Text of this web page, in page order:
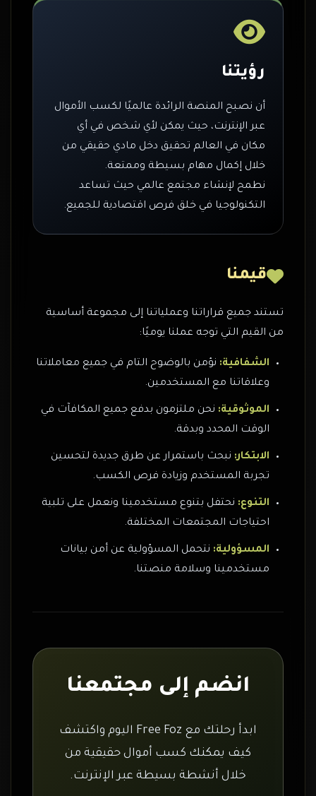
رؤيتنا
أن نصبح المنصة الرائدة عالميًا لكسب الأموال
عبر الإنترنت، حيث يمكن لأي شخص في أي
مكان في العالم تحقيق دخل مادي حقيقي من
خلال إكمال مهام بسيطة وممتعة.
نطمح لإنشاء مجتمع عالمي حيث تساعد
التكنولوجيا في خلق فرص اقتصادية للجميع.
قيمنا
تستند جميع قراراتنا وعملياتنا إلى مجموعة أساسية
من القيم التي توجه عملنا يوميًا:
الشفافية: نؤمن بالوضوح التام في جميع معاملاتنا
وعلاقاتنا مع المستخدمين.
الموثوقية: نحن ملتزمون بدفع جميع المكافآت في
الوقت المحدد وبدقة.
الابتكار: نبحث باستمرار عن طرق جديدة لتحسين
تجربة المستخدم وزيادة فرص الكسب.
التنوع: نحتفل بتنوع مستخدمينا ونعمل على تلبية
احتياجات المجتمعات المختلفة.
المسؤولية: نتحمل المسؤولية عن أمن بيانات
مستخدمينا وسلامة منصتنا.
انضم إلى مجتمعنا
ابدأ رحلتك مع Free Foz اليوم واكتشف
كيف يمكنك كسب أموال حقيقية من
خلال أنشطة بسيطة عبر الإنترنت.